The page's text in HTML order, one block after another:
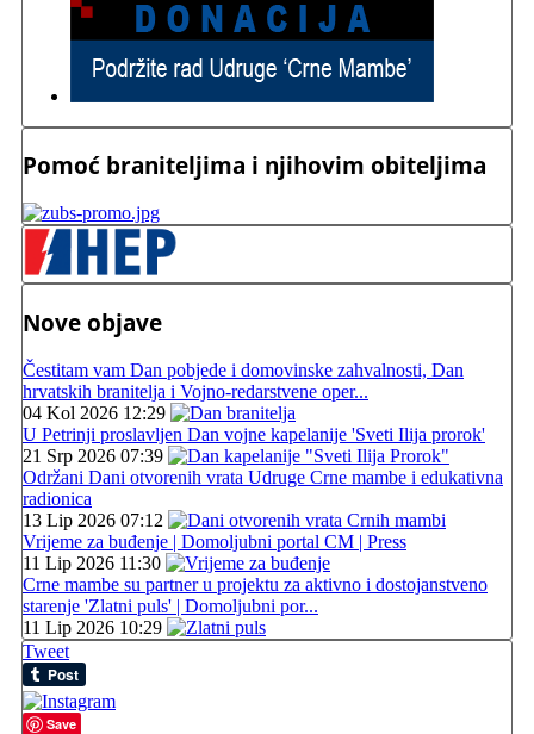
Pomoć braniteljima i njihovim obiteljima
Nove objave
Čestitam vam Dan pobjede i domovinske zahvalnosti, Dan
hrvatskih branitelja i Vojno-redarstvene oper...
04 Kol 2026 12:29
U Petrinji proslavljen Dan vojne kapelanije 'Sveti Ilija prorok'
21 Srp 2026 07:39
Održani Dani otvorenih vrata Udruge Crne mambe i edukativna
radionica
13 Lip 2026 07:12
Vrijeme za buđenje | Domoljubni portal CM | Press
11 Lip 2026 11:30
Crne mambe su partner u projektu za aktivno i dostojanstveno
starenje 'Zlatni puls' | Domoljubni por...
11 Lip 2026 10:29
Tweet
Save